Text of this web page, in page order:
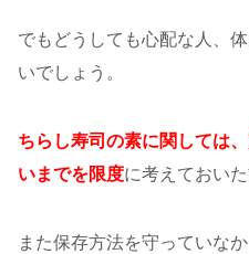
でもどうしても心配な人、
いでしょう。
ちらし寿司の素に関しては
いまでを限度に考えておい
また保存方法を守っていな